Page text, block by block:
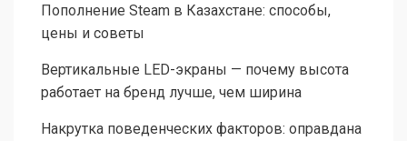
Пополнение Steam в Казахстане: способы,
цены и советы
Вертикальные LED-экраны — почему высота
работает на бренд лучше, чем ширина
Накрутка поведенческих факторов: оправдана